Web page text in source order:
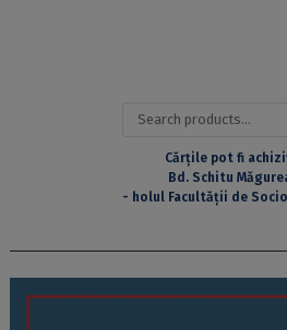
Search
Cărțile pot fi
Bd. Schitu
- holul Facultății de